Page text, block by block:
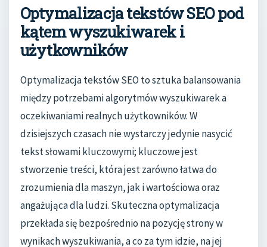
Optymalizacja tekstów SEO pod
kątem wyszukiwarek i
użytkowników
Optymalizacja tekstów SEO to sztuka balansowania
między potrzebami algorytmów wyszukiwarek a
oczekiwaniami realnych użytkowników. W
dzisiejszych czasach nie wystarczy jedynie nasycić
tekst słowami kluczowymi; kluczowe jest
stworzenie treści, która jest zarówno łatwa do
zrozumienia dla maszyn, jak i wartościowa oraz
angażująca dla ludzi. Skuteczna optymalizacja
przekłada się bezpośrednio na pozycję strony w
wynikach wyszukiwania, a co za tym idzie, na jej